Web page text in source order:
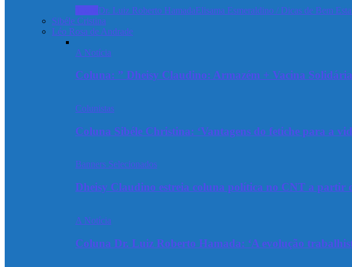
Dr. Luiz Roberto HamadaElisama Esmeraldino / Dicas de Bem
Sibéle Cristina
Léo Rosa de Andrade
A Notícia
Coluna: ” Dheisy Claudino: Armazém + Vacina
Colunistas
Coluna Sibéle Christina: ‘Vantagens do fetiche para a
Banners Selecionados
Dheisy Claudino estreia coluna política no CNT a partir
A Notícia
Coluna Dr. Luiz Roberto Hamada: ‘A evolução